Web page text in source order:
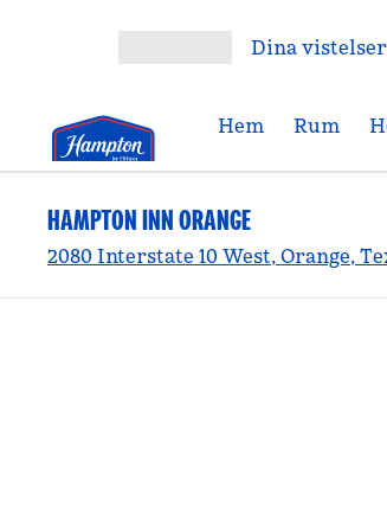
Dina vistelser
Hem Rum
HAMPTON INN ORANGE
2080 Interstate 10 West, Orange,